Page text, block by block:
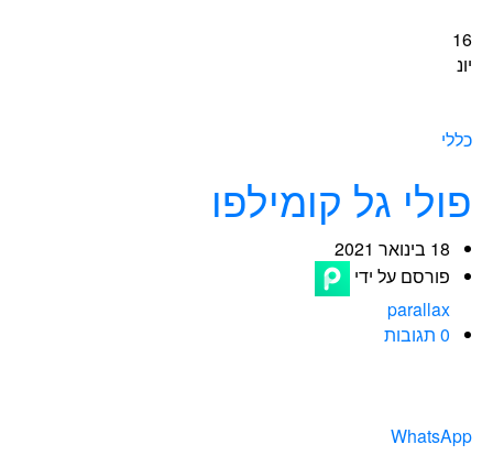
16
יונ
כללי
פולי גל קומילפו
18 בינואר 2021
פורסם על ידי
parallax
0 תגובות
WhatsApp